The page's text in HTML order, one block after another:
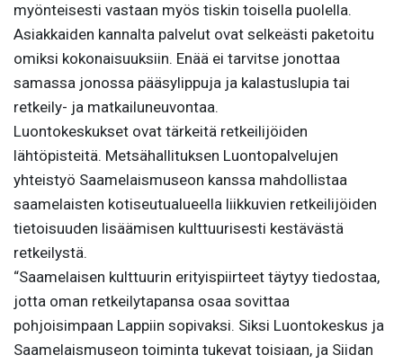
myönteisesti vastaan myös tiskin toisella puolella.
Asiakkaiden kannalta palvelut ovat selkeästi paketoitu
omiksi kokonaisuuksiin. Enää ei tarvitse jonottaa
samassa jonossa pääsylippuja ja kalastuslupia tai
retkeily- ja matkailuneuvontaa.
Luontokeskukset ovat tärkeitä retkeilijöiden
lähtöpisteitä. Metsähallituksen Luontopalvelujen
yhteistyö Saamelaismuseon kanssa mahdollistaa
saamelaisten kotiseutualueella liikkuvien retkeilijöiden
tietoisuuden lisäämisen kulttuurisesti kestävästä
retkeilystä.
“Saamelaisen kulttuurin erityispiirteet täytyy tiedostaa,
jotta oman retkeilytapansa osaa sovittaa
pohjoisimpaan Lappiin sopivaksi. Siksi Luontokeskus ja
Saamelaismuseon toiminta tukevat toisiaan, ja Siidan